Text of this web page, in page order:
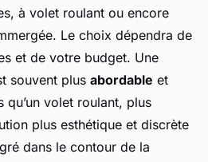
à volet roulant ou encore
Le choix dépendra de
et de votre budget. Une
souvent plus abordable et
volet roulant, plus
plus esthétique et discrète
dans le contour de la